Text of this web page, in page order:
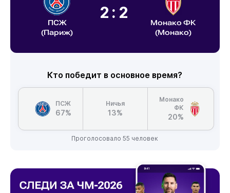
ПСЖ
(Париж)
2:2
Монако ФК
(Монако)
Кто победит в основное время?
ПСЖ
67%
Ничья
13%
Монако
ФК
20%
Проголосовало 55 человек